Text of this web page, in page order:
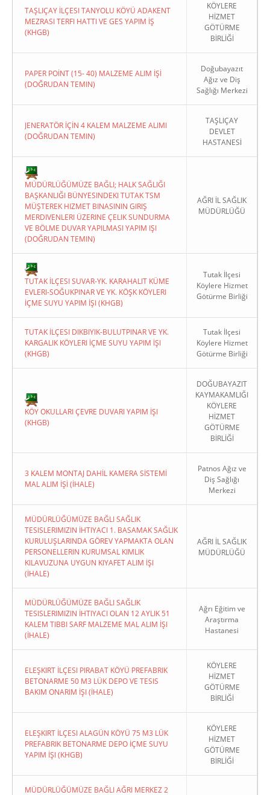
TAŞLIÇAY İLÇESI TANYOLU KÖYÜ ADAKENT
MEZRASI TERFI HATTI VE GES YAPIM İŞ
(KHGB)
KÖYLERE
HİZMET
GÖTÜRME
BİRLİĞİ
PAPER POİNT (15- 40) MALZEME ALIM İŞİ
(DOĞRUDAN TEMIN)
Doğubayazıt
Ağız ve Diş
Sağlığı Merkezi
JENERATÖR İÇİN 4 KALEM MALZEME ALIMI
(DOĞRUDAN TEMIN)
TAŞLIÇAY
DEVLET
HASTANESİ
MÜDÜRLÜĞÜMÜZE BAĞLI; HALK SAĞLIĞI
BAŞKANLIĞI BÜNYESINDEKI TUTAK TSM
MÜŞTEREK HIZMET BINASININ GIRIŞ
MERDIVENLERI ÜZERINE ÇELIK SUNDURMA
VE BÖLME DUVAR YAPILMASI YAPIM IŞI
(DOĞRUDAN TEMIN)
AĞRI İL SAĞLIK
MÜDÜRLÜĞÜ
TUTAK İLÇESI SUVAR-YK. KARAHALIT KÜME
EVLERI-SOĞUKPINAR VE YK. KÖŞK KÖYLERI
İÇME SUYU YAPIM İŞI (KHGB)
Tutak İlçesi
Köylere Hizmet
Götürme Birliği
TUTAK İLÇESI DIKBIYIK-BULUTPINAR VE YK.
KARGALIK KÖYLERI İÇME SUYU YAPIM İŞI
(KHGB)
Tutak İlçesi
Köylere Hizmet
Götürme Birliği
KÖY OKULLARI ÇEVRE DUVARI YAPIM İŞI
(KHGB)
DOĞUBAYAZIT
KAYMAKAMLIĞI
KÖYLERE
HİZMET
GÖTÜRME
BİRLİĞİ
3 KALEM MONTAJ DAHİL KAMERA SİSTEMİ
MAL ALIM İŞİ (İHALE)
Patnos Ağız ve
Diş Sağlığı
Merkezi
MÜDÜRLÜĞÜMÜZE BAĞLI SAĞLIK
TESISLERIMIZIN İHTIYACI 1. BASAMAK SAĞLIK
KURULUŞLARINDA GÖREV YAPMAKTA OLAN
PERSONELLERIN KURUMSAL KIMLIK
KILAVUZUNA UYGUN KIYAFET ALIM İŞI
(İHALE)
AĞRI İL SAĞLIK
MÜDÜRLÜĞÜ
MÜDÜRLÜĞÜMÜZE BAĞLI SAĞLIK
TESISLERIMIZIN İHTIYACI OLAN 12 AYLIK 51
KALEM TIBBI SARF MALZEME MAL ALIM İŞI
(İHALE)
Ağrı Eğitim ve
Araştırma
Hastanesi
ELEŞKIRT İLÇESI PIRABAT KÖYÜ PREFABRIK
BETONARME 50 M3 LÜK DEPO VE TESIS
BAKIM ONARIM İŞI (İHALE)
KÖYLERE
HİZMET
GÖTÜRME
BİRLİĞİ
ELEŞKIRT İLÇESI ALAGÜN KÖYÜ 75 M3 LÜK
PREFABRIK BETONARME DEPO İÇME SUYU
YAPIM İŞI (KHGB)
KÖYLERE
HİZMET
GÖTÜRME
BİRLİĞİ
MÜDÜRLÜĞÜMÜZE BAĞLI AĞRI MERKEZ 2